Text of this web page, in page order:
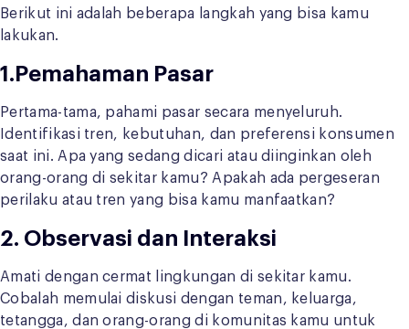
Berikut ini adalah beberapa langkah yang bisa kamu
lakukan.
1.Pemahaman Pasar
Pertama-tama, pahami pasar secara menyeluruh.
Identifikasi tren, kebutuhan, dan preferensi konsumen
saat ini. Apa yang sedang dicari atau diinginkan oleh
orang-orang di sekitar kamu? Apakah ada pergeseran
perilaku atau tren yang bisa kamu manfaatkan?
2. Observasi dan Interaksi
Amati dengan cermat lingkungan di sekitar kamu.
Cobalah memulai diskusi dengan teman, keluarga,
tetangga, dan orang-orang di komunitas kamu untuk